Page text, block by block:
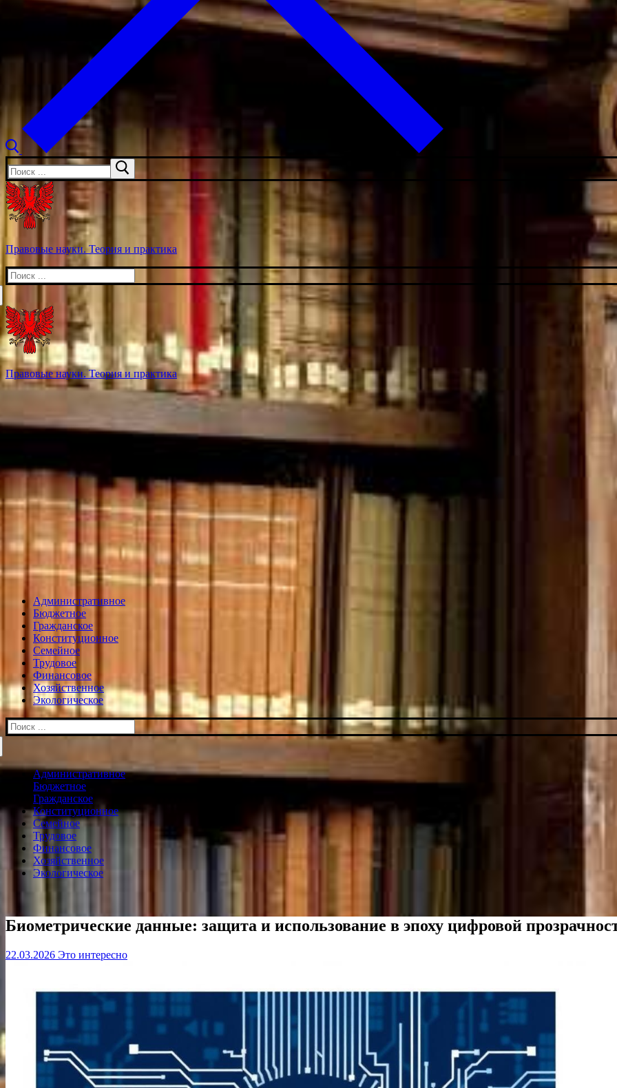
Искать:
Правовые науки. Теория и практика
Искать:
Правовые науки. Теория и практика
Административное
Бюджетное
Гражданское
Конституционное
Семейное
Трудовое
Финансовое
Хозяйственное
Экологическое
Искать:
Административное
Бюджетное
Гражданское
Конституционное
Семейное
Трудовое
Финансовое
Хозяйственное
Экологическое
Биометрические данные: защита и использование в эпоху цифровой
22.03.2026 Это интересно